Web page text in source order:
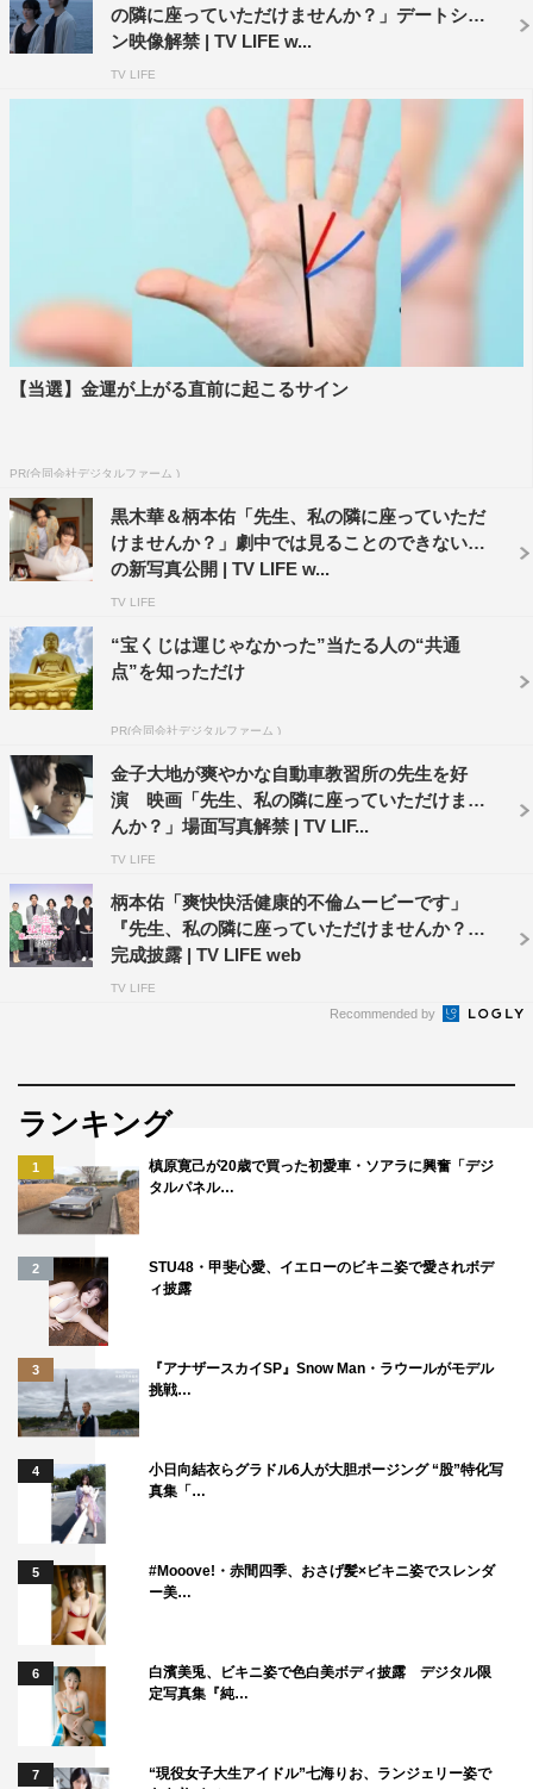
©2021「先生、私の隣に座っていただけませんか?」製作委員会
今回解禁となったのは「創作か？復讐か？」編、「夫婦の
数だけ事件」編、「絶賛コメント」編の15秒の新予告3
種。「創作か？復讐か？」編では、佐和子の次の新作漫画
のテーマが「不倫」に決まったところから始まる。漫画を
盗み見して「バレてる、不倫漫画！」と電話し、動揺する
俊夫の焦りは映像が進むとともに加速していき、漫画を読
みながら大粒の汗がたらりと原稿に落ちるカットが印象
的。“創作か？復讐か？”の言葉とともに聞こえてくる「さ
と言は観ている側の背筋をヒヤッとさせる。映像ととも
に、eillによる主題歌「プラスティック・ラブ」が流れ
る。
「夫婦の数だけ事件」編では、佐和子が夫である俊夫に平
怒っているようにも見える。続いて漫画と現実が入り交じ
る様子、その漫画を読んで「うそ～ん」と動揺する俊夫、
見つめる、俊夫の不倫相手であり佐和子の担当編集の千佳
が登場。最後には、若かりし頃の佐和子も映し出される。
佐和子の笑顔は何を意味するのか。
イトルが罠だ！」「ゴーン・ガールのような怖さ」と、先
行して行われた試写会での感想が表示され、本作を観終わ
った後の衝撃と興奮が伝わってくる。ラストシーンでは、
漫画で描かれた佐和子と教習所の先生・新谷のキスシーン
「創作か？復讐か？」編
「夫婦の数だけ事件」編
の隣に座っていただけませんか？」デートシー
ン映像解禁 | TV LIFE w...
TV LIFE
【当選】金運が上がる直前に起こるサイン
PR(合同会社デジタルファーム )
黒木華＆柄本佑「先生、私の隣に座っていただ
けませんか？」劇中では見ることのできない幻
の新写真公開 | TV LIFE w...
TV LIFE
“宝くじは運じゃなかった”当たる人の“共通
点”を知っただけ
PR(合同会社デジタルファーム )
金子大地が爽やかな自動車教習所の先生を好
演 映画「先生、私の隣に座っていただけませ
んか？」場面写真解禁 | TV LIF...
TV LIFE
柄本佑「爽快快活健康的不倫ムービーです」
『先生、私の隣に座っていただけませんか？』
完成披露 | TV LIFE web
TV LIFE
Recommended by
ランキング
1
槙原寛己が20歳で買った初愛車・ソアラに興奮「デジ
タルパネル…
2
STU48・甲斐心愛、イエローのビキニ姿で愛されボデ
ィ披露
3
『アナザースカイSP』Snow Man・ラウールがモデル
挑戦…
4
小日向結衣らグラドル6人が大胆ポージング “股”特化写
真集「…
5
#Mooove!・赤間四季、おさげ髪×ビキニ姿でスレンダ
ー美…
6
白濱美兎、ビキニ姿で色白美ボディ披露 デジタル限
定写真集『純…
7
“現役女子大生アイドル”七海りお、ランジェリー姿で